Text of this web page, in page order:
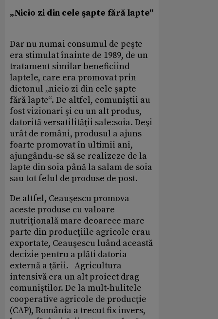
„Nicio zi din cele şapte fără lapte“
Dar nu numai consumul de peşte
era stimulat înainte de 1989, de un
tratament similar beneficiind
laptele, care era promovat prin
dictonul „nicio zi din cele şapte
fără lapte“. De altfel, comuniştii au
fost vizionari şi cu un alt produs,
datorită versatilităţii sale:soia. Deşi
urât de români, produsul a ajuns
foarte promovat în ultimii ani,
ajungându-se să se realizeze de la
lapte din soia până la salam de soia
sau tot felul de produse de post.
De altfel, Ceauşescu promova
aceste produse cu valoare
nutriţională mare deoarece mare
parte din producţiile agricole erau
exportate, Ceauşescu luând această
decizie pentru a plăti datoria
externă a ţării. Agricultura
intensivă era un alt proiect drag
comuniştilor. De la mult-hulitele
cooperative agricole de producţie
(CAP), România a trecut fix invers,